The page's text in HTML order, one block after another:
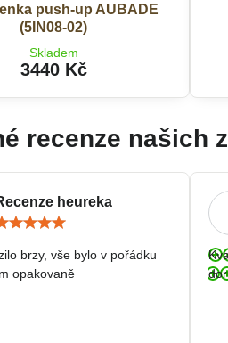
push-up AUBADE
(5IN08-02)
Skladem
3440 Kč
recenze našich
heureka
/
5
brzy, vše bylo v pořádku
opakovaně